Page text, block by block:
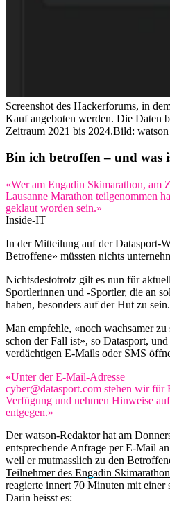
Screenshot des Hackerforums, in
Kauf angeboten werden. Die Daten
Zeitraum 2021 bis 2024.Bild: watson
Bin ich betroffen – und was
«Wer am Engadin Skimarathon, am
Lausanne Marathon teilgenommen
geklaut worden sein.»
Inside-IT
In der Mitteilung auf der Datasport-
Betroffene» müssten nichts
Nichtsdestotrotz gilt es nun für
Sportlerinnen und -Sportler, die an
haben, besonders auf der Hut zu sein.
Man empfehle, «noch wachsamer
schon der Fall ist», so Datasport,
verdächtigen E-Mails oder SMS
«Unter der E-Mail-Adresse
cyber@datasport.com stehen wir für
Verfügung und nehmen Hinweise
entgegen.»
Der watson-Redaktor hat am
entsprechende Anfrage per E-Mail
weil er mutmasslich zu den
Teilnehmer des Engadin
reagierte innert 70 Minuten mit
Darin heisst es: